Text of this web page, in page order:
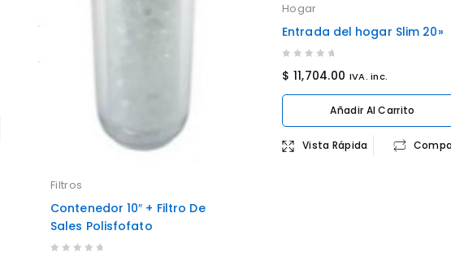
Filtros
Contenedor 10″ + Filtro De
Sales Polisfofato
Hogar
Entrada del hogar Slim 20»
out
of
$ 11,704.00 IVA. inc.
Añadir Al Carrito
Vista Rápida